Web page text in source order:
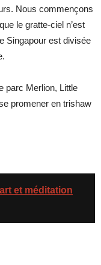
Nous commençons
le gratte-ciel n’est
Singapour est divisée
parc Merlion, Little
promener en trishaw
et méditation